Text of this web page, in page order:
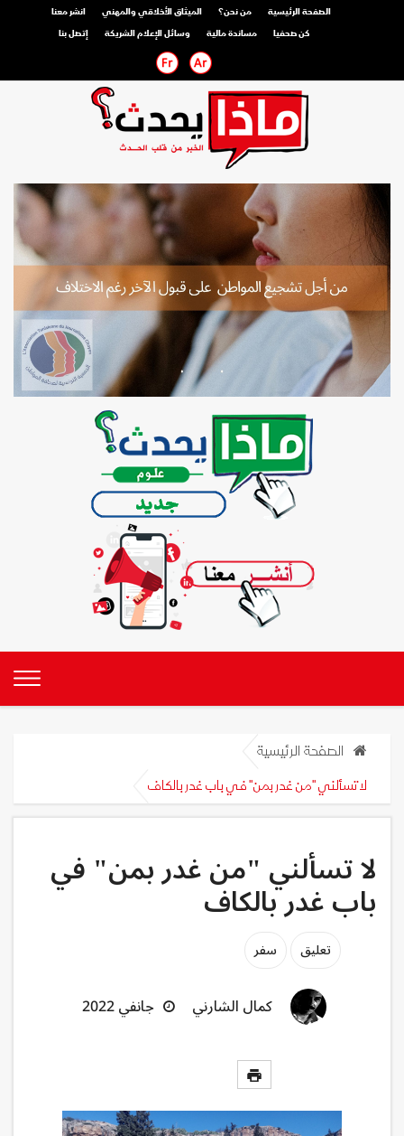
الصفحة الرئيسية من نحن؟ الميثاق الأخلاقي والمهني
انشر معنا
كن صحفيا
مساندة مالية وسائل الإعلام الشريكة إتصل بنا
الصفحة الرئيسية
لا تسألني "من غدر بمن" في باب غدر بالكاف
لا تسألني "من غدر بمن" في
باب غدر بالكاف
تعليق سفر
كمال الشارني جانفي 2022